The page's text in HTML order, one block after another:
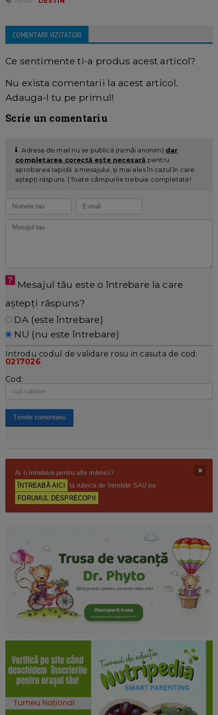
COMENTARII VIZITATORI
Ce sentimente ti-a produs acest articol?
Nu exista comentarii la acest articol.
Adauga-l tu pe primul!
Scrie un comentariu
Adresa de mail nu se publică (ramâi anonim) dar
completarea corectă este necesară pentru
aprobarea rapidă a mesajului, și mai ales în cazul în care
aștepți răspuns. | Toate câmpurile trebuie completate!
Mesajul tău este o întrebare la care
aștepți răspuns?
DA (este întrebare)
NU (nu este întrebare)
Introdu codul de validare rosu in casuta de cod:
0217026
Cod:
Ai o întrebare pentru alte mămici?
ÎNTREABĂ AICI
la rubrica de întrebări SAU pe
FORUMUL DESPRECOPII